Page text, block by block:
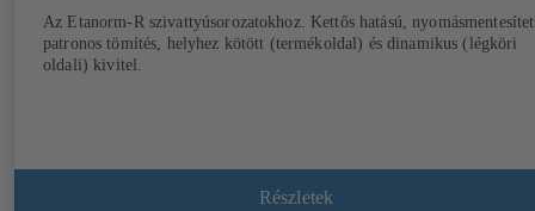
Az Etanorm-R szivattyúsorozatokhoz. Kettős hatású,
patronos tömítés, helyhez kötött (termékoldal) és dinamikus (légköri
oldali) kivitel.
Részletek